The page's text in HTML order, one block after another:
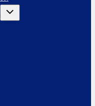
Переключить
дочернее